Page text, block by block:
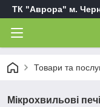
ТК "Аврора" м.
Товари та
Мікрохвильові печі